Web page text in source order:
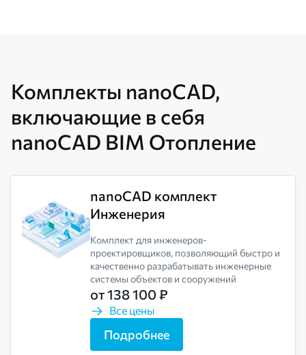
Комплекты nanoCAD,
включающие в себя
nanoCAD BIM Отопление
nanoCAD комплект
Инженерия
Комплект для инженеров-
проектировщиков, позволяющий быстро и
качественно разрабатывать инженерные
системы объектов и сооружений
от 138 100 ₽
Все цены
Подробнее